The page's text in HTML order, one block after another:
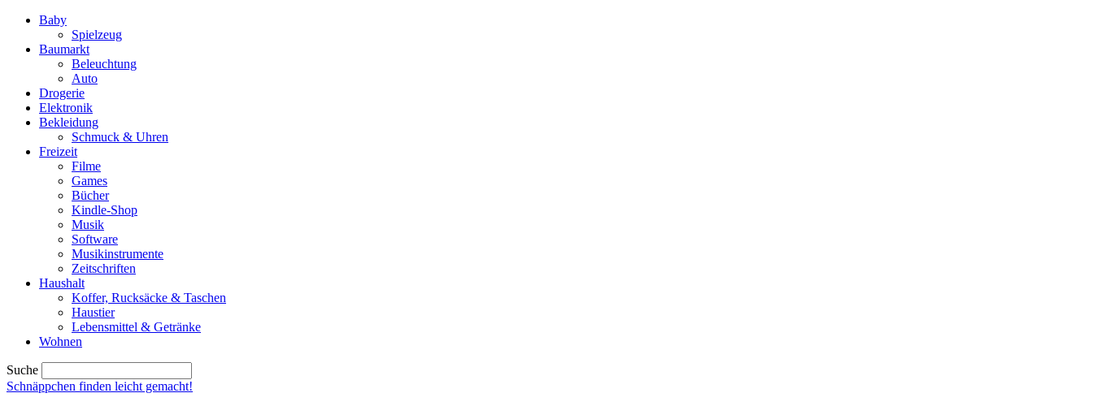
Baby
Spielzeug
Baumarkt
Beleuchtung
Auto
Drogerie
Elektronik
Bekleidung
Schmuck & Uhren
Freizeit
Filme
Games
Bücher
Kindle-Shop
Musik
Software
Musikinstrumente
Zeitschriften
Haushalt
Koffer, Rucksäcke & Taschen
Haustier
Lebensmittel & Getränke
Wohnen
Suche
Schnäppchen finden leicht gemacht!